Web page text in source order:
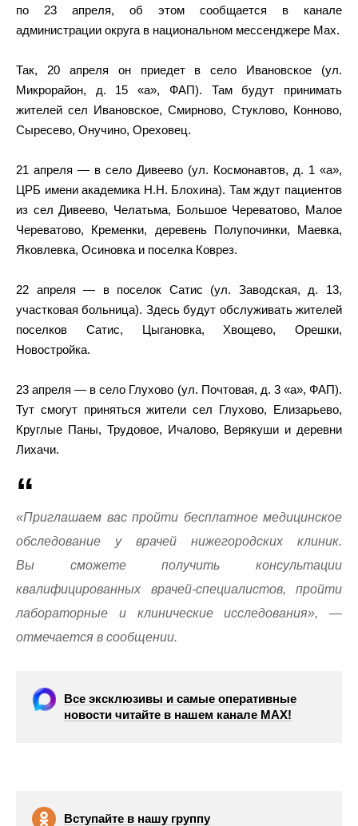
по 23 апреля, об этом сообщается в канале
администрации округа в национальном мессенджере Max.
Так, 20 апреля он приедет в село Ивановское (ул.
Микрорайон, д. 15 «а», ФАП). Там будут принимать
жителей сел Ивановское, Смирново, Стуклово, Конново,
Сыресево, Онучино, Ореховец.
21 апреля — в село Дивеево (ул. Космонавтов, д. 1 «а»,
ЦРБ имени академика Н.Н. Блохина). Там ждут пациентов
из сел Дивеево, Челатьма, Большое Череватово, Малое
Череватово, Кременки, деревень Полупочинки, Маевка,
Яковлевка, Осиновка и поселка Коврез.
22 апреля — в поселок Сатис (ул. Заводская, д. 13,
участковая больница). Здесь будут обслуживать жителей
поселков Сатис, Цыгановка, Хвощево, Орешки,
Новостройка.
23 апреля — в село Глухово (ул. Почтовая, д. 3 «а», ФАП).
Тут смогут приняться жители сел Глухово, Елизарьево,
Круглые Паны, Трудовое, Ичалово, Верякуши и деревни
Лихачи.
«Приглашаем вас пройти бесплатное медицинское
обследование у врачей нижегородских клиник.
Вы сможете получить консультации
квалифицированных врачей-специалистов, пройти
лабораторные и клинические исследования», —
отмечается в сообщении.
Все эксклюзивы и самые оперативные
новости читайте в нашем канале МАХ!
Вступайте в нашу группу